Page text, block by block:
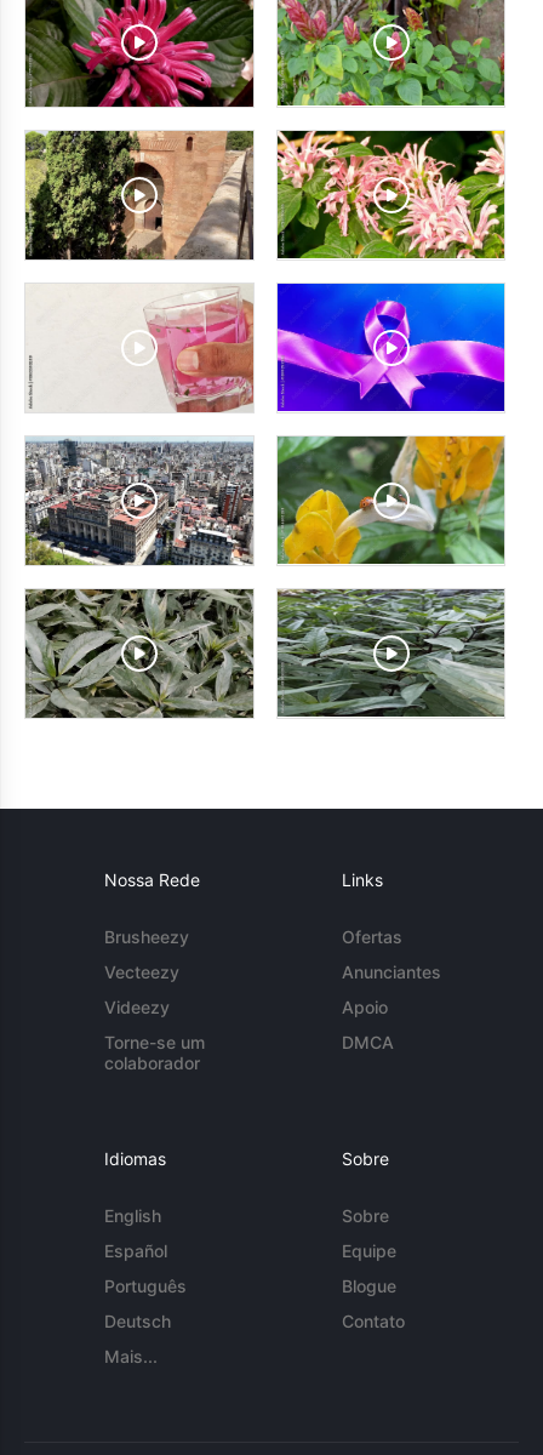
Nossa Rede
Brusheezy
Vecteezy
Videezy
Torne-se um
colaborador
Links
Ofertas
Anunciantes
Apoio
DMCA
Idiomas
English
Español
Português
Deutsch
Mais...
Sobre
Sobre
Equipe
Blogue
Contato